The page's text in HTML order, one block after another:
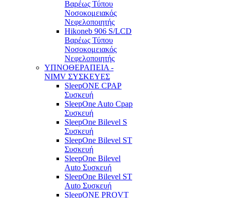
Βαρέως Τύπου
Νοσοκομειακός
Νεφελοποιητής
Hikoneb 906 S/LCD
Βαρέως Τύπου
Νοσοκομειακός
Νεφελοποιητής
ΥΠΝΟΘΕΡΑΠΕΙΑ -
NIMV ΣΥΣΚΕΥΕΣ
SleepONE CPAP
Συσκευή
SleepOne Auto Cpap
Συσκευή
SleepOne Bilevel S
Συσκευή
SleepOne Bilevel ST
Συσκευή
SleepOne Bilevel
Auto Συσκευή
SleepOne Bilevel ST
Auto Συσκευή
SleepONE PROVT